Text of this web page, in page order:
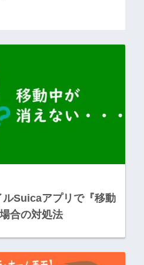
Suicaアプリで『移動
合の対処法